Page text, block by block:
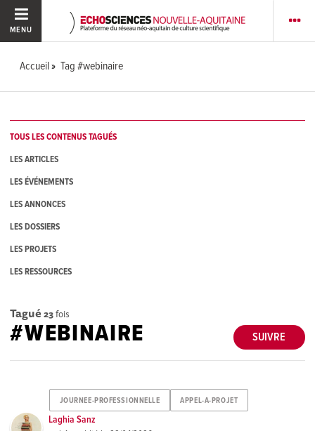
MENU
Accueil Tag #webinaire
TOUS LES CONTENUS TAGUÉS
LES ARTICLES
LES ÉVÉNEMENTS
LES ANNONCES
LES DOSSIERS
LES PROJETS
LES RESSOURCES
Tagué 23fois
SUIVRE
#WEBINAIRE
JOURNEE-PROFESSIONNELLE APPEL-A-PROJET
Laghia Sanz